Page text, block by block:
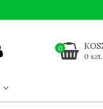
0
0